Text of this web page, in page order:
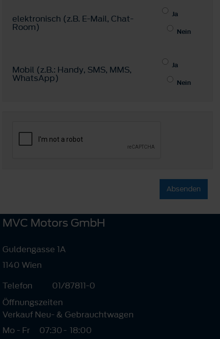
elektronisch (z.B. E-Mail, Chat-
Room)
Ja
Nein
Mobil (z.B.: Handy, SMS, MMS,
WhatsApp)
Ja
Nein
Absenden
MVC Motors GmbH
Guldengasse 1A
1140 Wien
Telefon
01/87811-0
Öffnungszeiten
Verkauf Neu- & Gebrauchtwagen
Mo - Fr
07:30- 18:00